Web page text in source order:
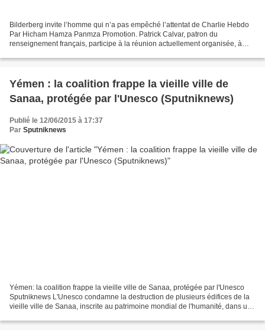
Bilderberg invite l’homme qui n’a pas empêché l’attentat de Charlie Hebdo
Par Hicham Hamza Panmza Promotion. Patrick Calvar, patron du
renseignement français, participe à la réunion actuellement organisée, à
Yémen : la coalition frappe la vieille ville de
Sanaa, protégée par l'Unesco (Sputniknews)
Publié le 12/06/2015 à 17:37
Par Sputniknews
Yémen: la coalition frappe la vieille ville de Sanaa, protégée par l'Unesco
Sputniknews L'Unesco condamne la destruction de plusieurs édifices de la
vieille ville de Sanaa, inscrite au patrimoine mondial de l'humanité, dans un